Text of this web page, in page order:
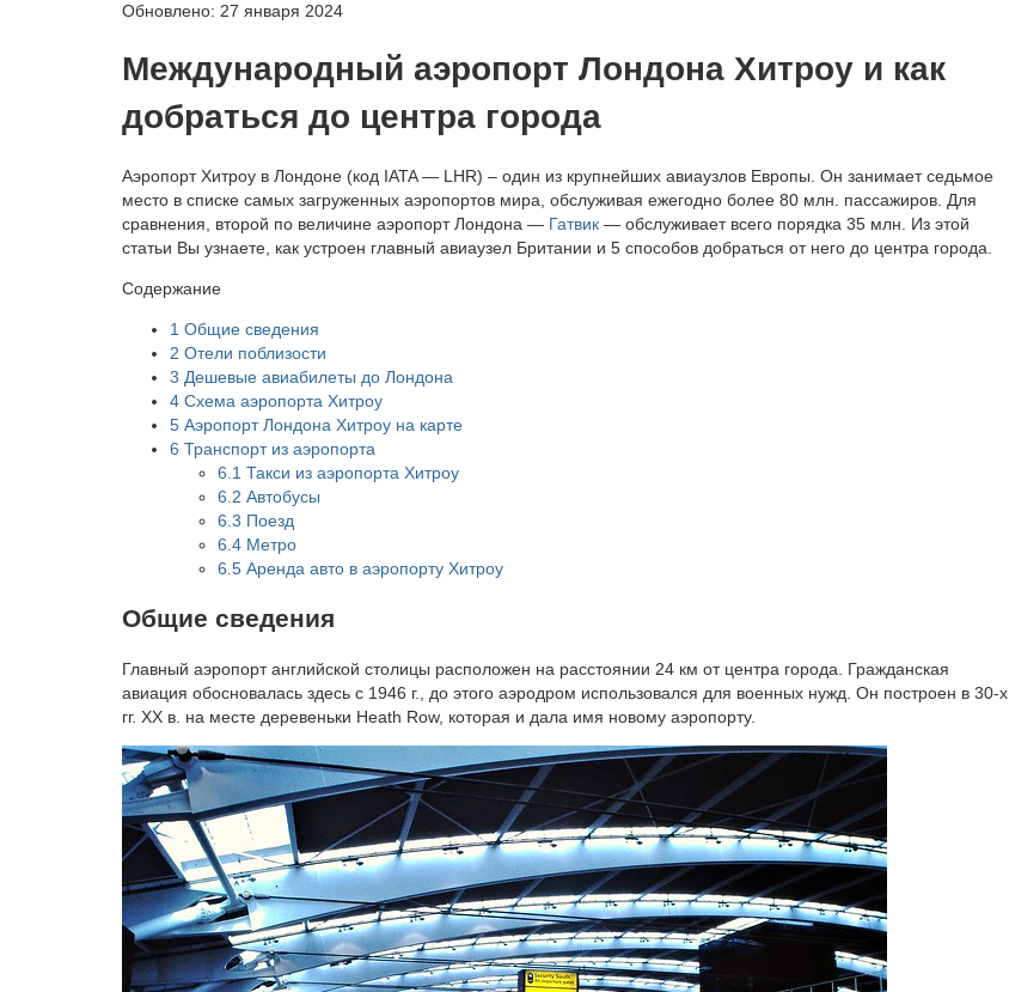
Обновлено: 27 января 2024
Международный аэропорт Лондона Хитроу и как
добраться до центра города
Аэропорт Хитроу в Лондоне (код IATA — LHR) – один из крупнейших авиаузлов Европы. Он занимает седьмое
место в списке самых загруженных аэропортов мира, обслуживая ежегодно более 80 млн. пассажиров. Для
сравнения, второй по величине аэропорт Лондона — Гатвик — обслуживает всего порядка 35 млн. Из этой
статьи Вы узнаете, как устроен главный авиаузел Британии и 5 способов добраться от него до центра города.
Содержание
1 Общие сведения
2 Отели поблизости
3 Дешевые авиабилеты до Лондона
4 Схема аэропорта Хитроу
5 Аэропорт Лондона Хитроу на карте
6 Транспорт из аэропорта
6.1 Такси из аэропорта Хитроу
6.2 Автобусы
6.3 Поезд
6.4 Метро
6.5 Аренда авто в аэропорту Хитроу
Общие сведения
Главный аэропорт английской столицы расположен на расстоянии 24 км от центра города. Гражданская
авиация обосновалась здесь с 1946 г., до этого аэродром использовался для военных нужд. Он построен в 30-х
гг. XX в. на месте деревеньки Heath Row, которая и дала имя новому аэропорту.